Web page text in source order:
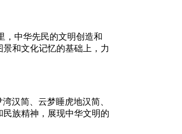
，中华先民的文明创造和
和文化记忆的基础上，力
汉简、云梦睡虎地汉简、
族精神，展现中华文明的